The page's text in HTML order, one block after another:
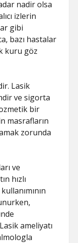
nadir olsa
izlerin
gibi
bazı hastalar
kuru göz
Lasik
ve sigorta
bir
masrafların
zorunda
ve
hızlı
ameliyatı